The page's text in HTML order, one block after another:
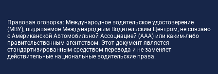
Правовая оговорка: Международное водительское удостоверение
(МВУ), выдаваемое Международным Водительским Центром, не связано
с Американской Автомобильной Ассоциацией (AAA) или каким-либо
правительственным агентством. Этот документ является
стандартизированным средством перевода и не заменяет
действительные национальные водительские права.